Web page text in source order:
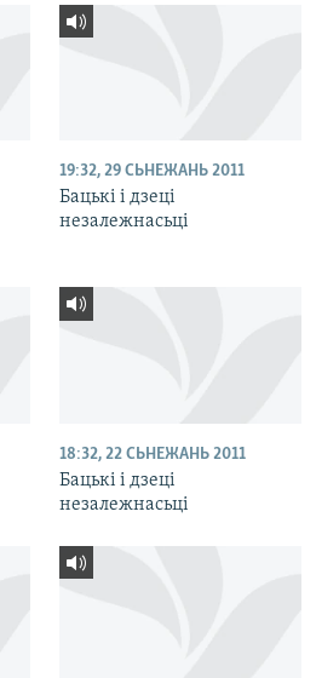
19:32, 29 СЬНЕЖАНЬ 2011
Бацькі і дзеці
незалежнасьці
18:32, 22 СЬНЕЖАНЬ 2011
Бацькі і дзеці
незалежнасьці